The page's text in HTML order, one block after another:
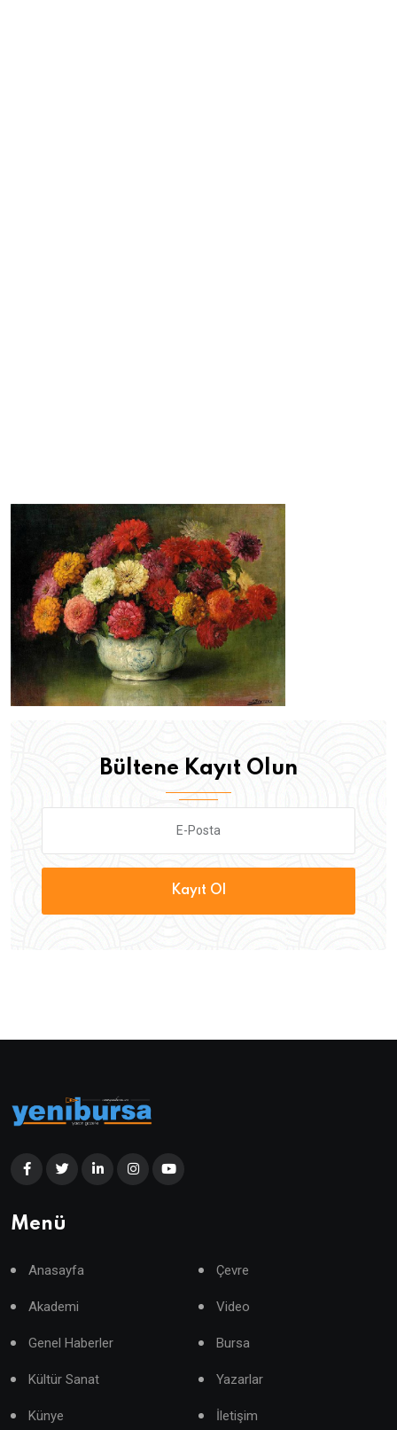
Bültene Kayıt Olun
Kayıt Ol
Menü
Anasayfa Çevre
Akademi Video
Genel Haberler Bursa
Kültür Sanat Yazarlar
Künye İletişim